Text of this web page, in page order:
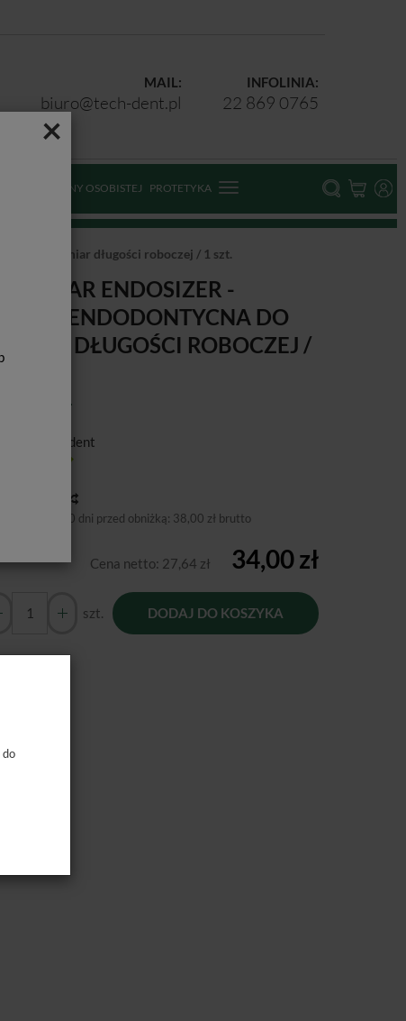
×
INFOLINIA:
22 869 0765
MAIL:
biuro@tech-dent.pl
OCHRONY OSOBISTEJ PROTETYKA
do pomiar długości roboczej / 1 szt.
ENDOSIZER -
ENDODONTYCNA DO
DŁUGOŚCI ROBOCZEJ /
Poldent
cena 30 dni przed obniżką: 38,00 zł brutto
Cena netto: 27,64 zł 34,00 zł
szt. DODAJ DO KOSZYKA
do